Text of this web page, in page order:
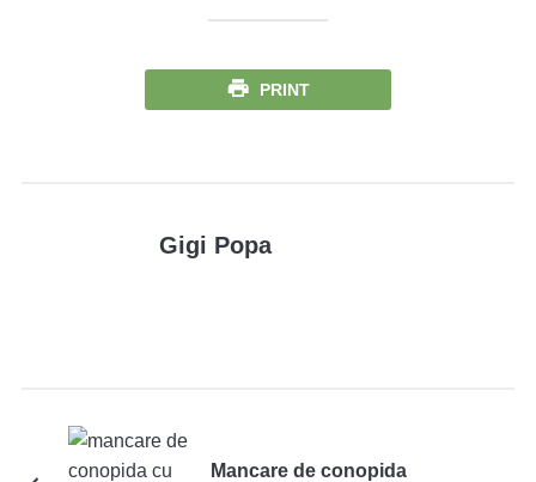
PRINT
Gigi Popa
Mancare de conopida